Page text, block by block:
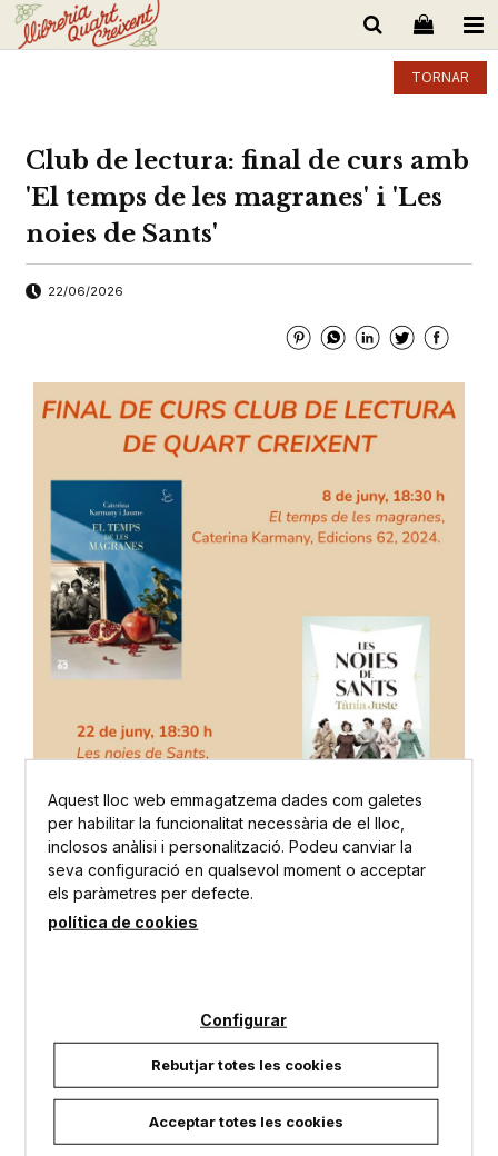
TORNAR
Club de lectura: final de curs amb
'El temps de les magranes' i 'Les
noies de Sants'
22/06/2026
Aquest lloc web emmagatzema dades com galetes
per habilitar la funcionalitat necessària de el lloc,
inclosos anàlisi i personalització. Podeu canviar la
seva configuració en qualsevol moment o acceptar
els paràmetres per defecte.
política de cookies
Configurar
Rebutjar totes les cookies
Acceptar totes les cookies